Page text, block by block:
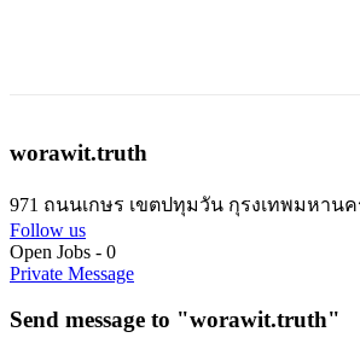
worawit.truth
971 ถนนเกษร เขตปทุมวัน กุรงเทพมหานค
Follow us
Open Jobs - 0
Private Message
Send message to "worawit.truth"